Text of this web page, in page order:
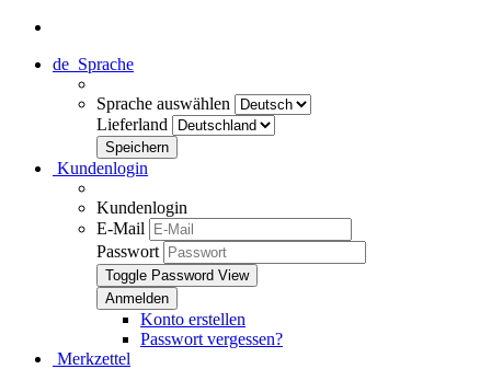
de Sprache
Sprache auswählen
Lieferland
Kundenlogin
Kundenlogin
E-Mail
Passwort
Toggle Password View
Konto erstellen
Passwort vergessen?
Merkzettel